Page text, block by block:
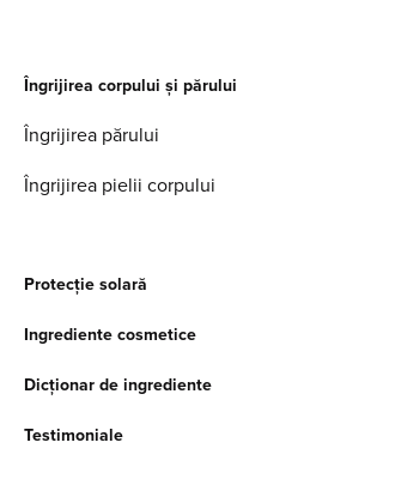
Îngrijirea corpului și părului
Îngrijirea părului
Îngrijirea pielii corpului
Protecție solară
Ingrediente cosmetice
Dicționar de ingrediente
Testimoniale